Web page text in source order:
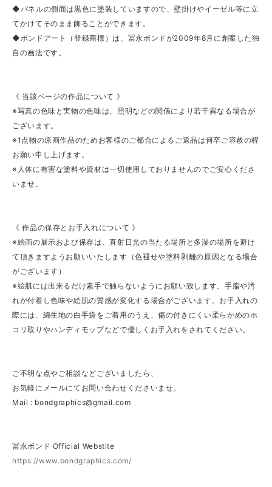
◆パネルの側面は黒色に塗装していますので、壁掛けやイーゼル等に立
てかけてそのまま飾ることができます。
◆ボンドアート（登録商標）は、冨永ボンドが2009年8月に創案した独
自の画法です。
《 当該ページの作品について 》
※写真の色味と実物の色味は、照明などの関係により若干異なる場合が
ございます。
※1点物の原画作品のためお客様のご都合によるご返品は何卒ご容赦の程
お願い申し上げます。
※人体に有害な塗料や資材は一切使用しておりませんのでご安心くださ
いませ。
《 作品の保存とお手入れについて 》
※絵画の展示および保存は、直射日光の当たる場所と多湿の場所を避け
て頂きますようお願いいたします（色褪せや塗料剥離の原因となる場合
がございます）
※絵肌には出来るだけ素手で触らないようにお願い致します。手脂や汚
れが付着し色味や絵肌の質感が変化する場合がございます。お手入れの
際には、綿生地の白手袋をご着用のうえ、傷の付きにくい柔らかめのホ
コリ取りやハンディモップなどで優しくお手入れをされてください。
ご不明な点やご相談などございましたら、
お気軽にメールにてお問い合わせくださいませ。
Mail : bondgraphics@gmail.com
冨永ボンド Official Webstite
https://www.bondgraphics.com/